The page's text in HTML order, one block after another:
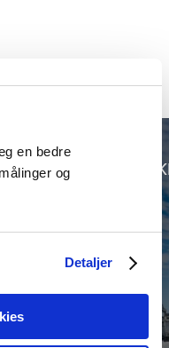
en bedre
og
Detaljer